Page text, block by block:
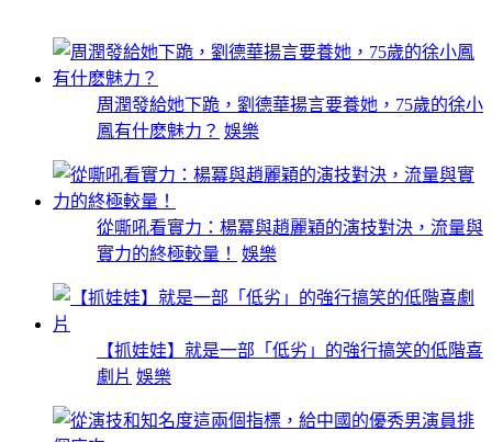
周潤發給她下跪，劉德華揚言要養她，75歲的徐小
鳳有什麽魅力？ 娛樂
從嘶吼看實力：楊冪與趙麗穎的演技對決，流量與
實力的終極較量！
娛樂
【抓娃娃】就是一部「低劣」的強行搞笑的低階喜
劇片 娛樂